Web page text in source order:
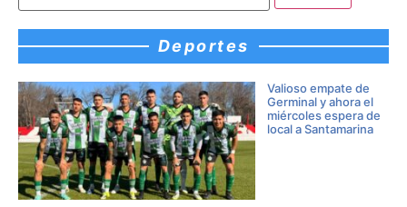
Deportes
Valioso empate de
Germinal y ahora el
miércoles espera de
local a Santamarina